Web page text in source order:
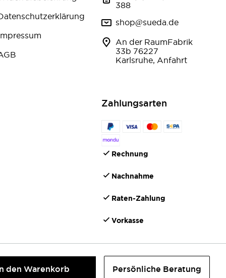
den Warenkorb Persönliche Beratung
388
shop@sueda.de
An der RaumFabrik
33b 76227
Karlsruhe, Anfahrt
Zahlungsarten
Rechnung
Nachnahme
Raten-Zahlung
Vorkasse
©2026 IONTO Health & Beauty